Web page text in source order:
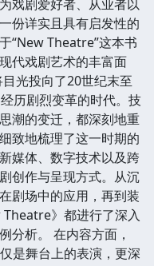
戏剧爱好者、从业者以
份详实且具有启发性的
“New Theatre”这本书
代戏剧艺术的丰富面
光投向了20世纪末至
历剧烈变革的时代。技
潮的变迁，都深刻地重
致地梳理了这一时期的
媒体、数字技术以及跨
创作与呈现方式。从沉
剧场中的应用，再到装
》都进行了深入
分析。 在内容方面，
是舞台上的表演，更深